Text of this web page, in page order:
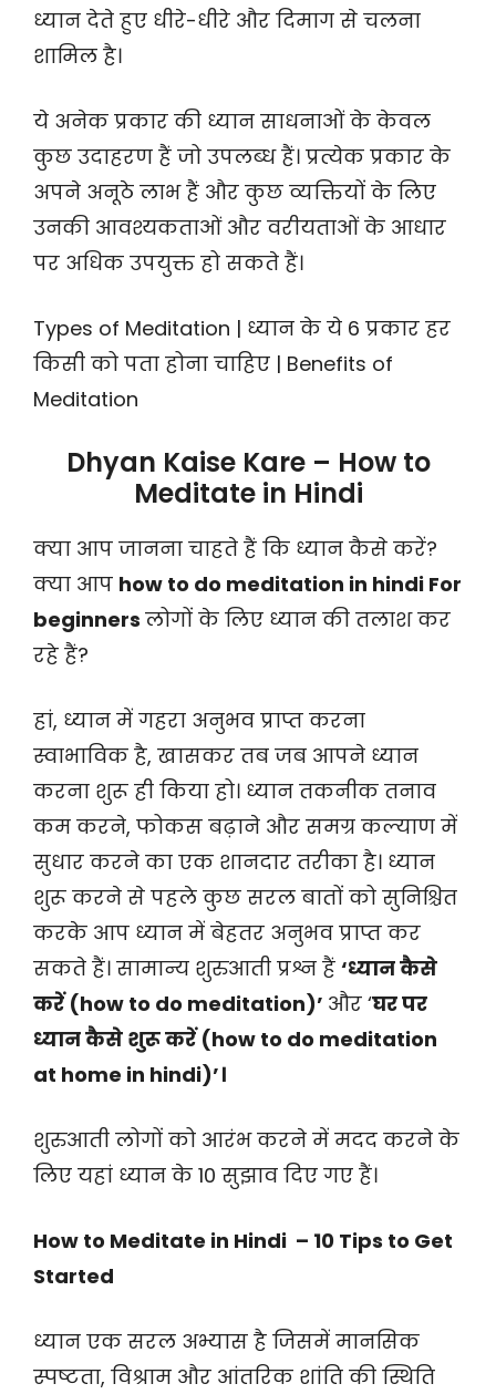
ध्यान देते हुए धीरे-धीरे और दिमाग से चलना
शामिल है।
ये अनेक प्रकार की ध्यान साधनाओं के केवल
कुछ उदाहरण हैं जो उपलब्ध हैं। प्रत्येक प्रकार के
अपने अनूठे लाभ हैं और कुछ व्यक्तियों के लिए
उनकी आवश्यकताओं और वरीयताओं के आधार
पर अधिक उपयुक्त हो सकते हैं।
Types of Meditation | ध्यान के ये 6 प्रकार हर
किसी को पता होना चाहिए | Benefits of
Meditation
Dhyan Kaise Kare – How to
Meditate in Hindi
क्या आप जानना चाहते हैं कि ध्यान कैसे करें?
क्या आप how to do meditation in hindi For
beginners लोगों के लिए ध्यान की तलाश कर
रहे हैं?
हां, ध्यान में गहरा अनुभव प्राप्त करना
स्वाभाविक है, खासकर तब जब आपने ध्यान
करना शुरू ही किया हो। ध्यान तकनीक तनाव
कम करने, फोकस बढ़ाने और समग्र कल्याण में
सुधार करने का एक शानदार तरीका है। ध्यान
शुरू करने से पहले कुछ सरल बातों को सुनिश्चित
करके आप ध्यान में बेहतर अनुभव प्राप्त कर
सकते हैं। सामान्य शुरुआती प्रश्न हैं ‘ध्यान कैसे
करें (how to do meditation)’ और ‘घर पर
ध्यान कैसे शुरू करें (how to do meditation
at home in hindi)’।
शुरुआती लोगों को आरंभ करने में मदद करने के
लिए यहां ध्यान के 10 सुझाव दिए गए हैं।
How to Meditate in Hindi – 10 Tips to Get
Started
ध्यान एक सरल अभ्यास है जिसमें मानसिक
स्पष्टता, विश्राम और आंतरिक शांति की स्थिति